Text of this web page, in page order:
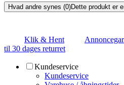
Hvad andre synes (0)Dette produkt er
Klik & Hent
til 30 dages returret
Kundeservice
Kundeservice